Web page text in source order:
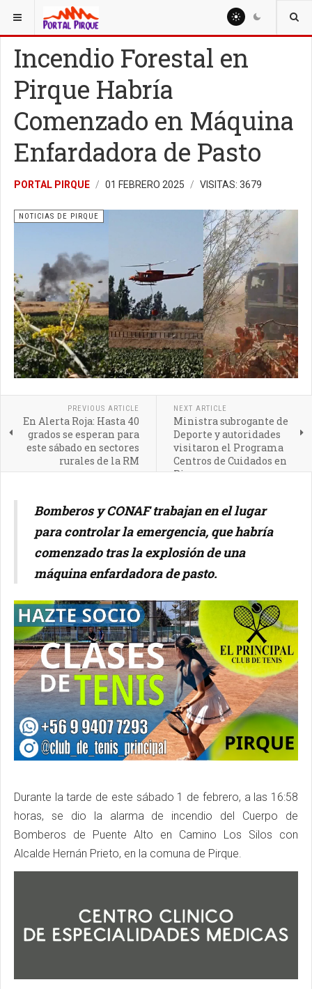
ESTÁ AQUÍ: NOTICIAS
Incendio Forestal en
Pirque Habría
Comenzado en Máquina
Enfardadora de Pasto
PORTAL PIRQUE 01 FEBRERO 2025 VISITAS: 3679
NOTICIAS DE PIRQUE
PREVIOUS ARTICLE
En Alerta Roja: Hasta 40
grados se esperan para
este sábado en sectores
rurales de la RM
NEXT ARTICLE
Ministra subrogante de
Deporte y autoridades
visitaron el Programa
Centros de Cuidados en
Pirque
Bomberos y CONAF trabajan en el lugar
para controlar la emergencia, que habría
comenzado tras la explosión de una
máquina enfardadora de pasto.
Durante la tarde de este sábado 1 de febrero, a las 16:58
horas, se dio la alarma de incendio del Cuerpo de
Bomberos de Puente Alto en Camino Los Silos con
Alcalde Hernán Prieto, en la comuna de Pirque.